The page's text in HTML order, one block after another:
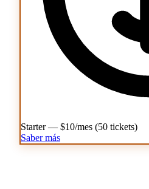
Starter — $10/mes (50 tickets)
Saber más